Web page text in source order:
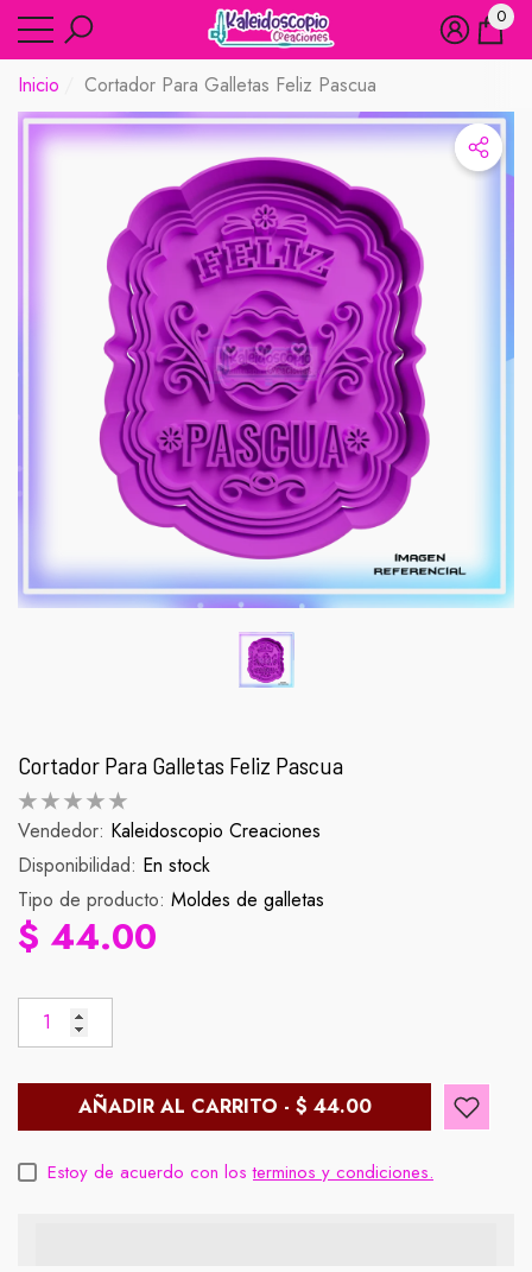
0
0
Inicio Cortador Para Galletas Feliz Pascua
Cortador Para Galletas Feliz Pascua
Vendedor: Kaleidoscopio Creaciones
Disponibilidad: En stock
Tipo de producto: Moldes de galletas
$ 44.00
AÑADIR AL CARRITO - $ 44.00
Estoy de acuerdo con losterminos y condiciones.
Palomera Scorpion
Precio habitual
$ 990.00